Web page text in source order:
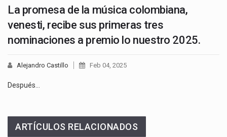
La promesa de la música colombiana,
venesti, recibe sus primeras tres
nominaciones a premio lo nuestro 2025.
Alejandro Castillo Feb 04, 2025
Después…
ARTÍCULOS RELACIONADOS